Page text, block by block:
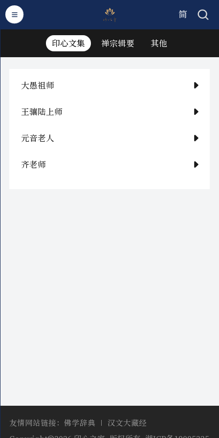
简
繁
印心文集 禅宗辑要 其他
大愚祖师
王骧陆上师
元音老人
齐老师
友情网站链接：佛学辞典
汉文大藏经